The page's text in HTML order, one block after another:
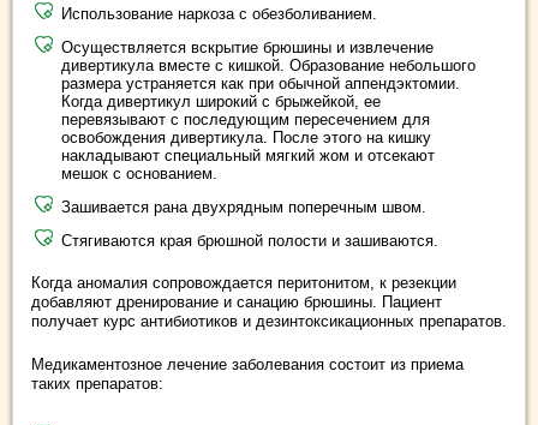
Использование наркоза с обезболиванием.
Осуществляется вскрытие брюшины и извлечение
дивертикула вместе с кишкой. Образование небольшого
размера устраняется как при обычной аппендэктомии.
Когда дивертикул широкий с брыжейкой, ее
перевязывают с последующим пересечением для
освобождения дивертикула. После этого на кишку
накладывают специальный мягкий жом и отсекают
мешок с основанием.
Зашивается рана двухрядным поперечным швом.
Стягиваются края брюшной полости и зашиваются.
Когда аномалия сопровождается перитонитом, к резекции
добавляют дренирование и санацию брюшины. Пациент
получает курс антибиотиков и дезинтоксикационных препаратов.
Медикаментозное лечение заболевания состоит из приема
таких препаратов: